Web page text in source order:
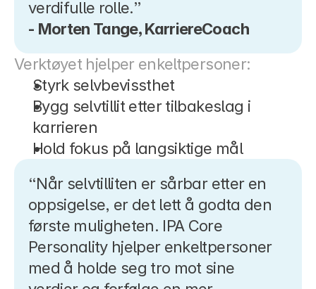
verdifulle rolle.”
- Morten Tange, KarriereCoach
Verktøyet hjelper enkeltpersoner:
Styrk selvbevissthet
Bygg selvtillit etter tilbakeslag i
karrieren
Hold fokus på langsiktige mål
“Når selvtilliten er sårbar etter en
oppsigelse, er det lett å godta den
første muligheten. IPA Core
Personality hjelper enkeltpersoner
med å holde seg tro mot sine